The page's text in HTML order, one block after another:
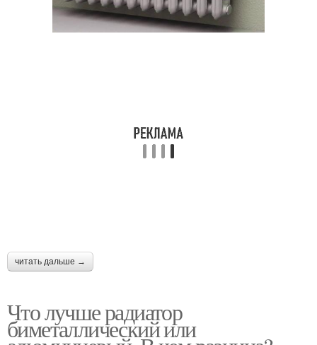
читать дальше →
Что лучше радиатор
биметаллический или